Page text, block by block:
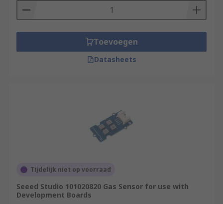
Toevoegen
Datasheets
Tijdelijk niet op voorraad
Seeed Studio 101020820 Gas Sensor for use with
Development Boards